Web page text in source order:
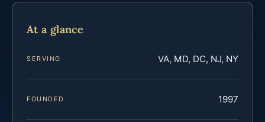
At a glance
SERVING VA, MD, DC, NJ, NY
FOUNDED 1997